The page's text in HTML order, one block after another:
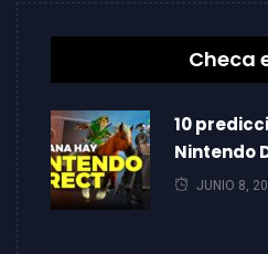
Checa
10
Nintendo
JUNIO 8,